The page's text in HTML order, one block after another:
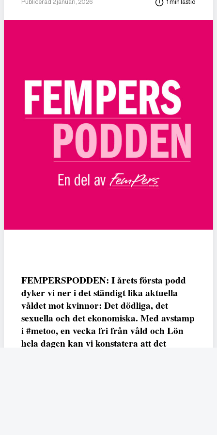
Publicerad 2 januari, 2026 1 min lästid
FEMPERSPODDEN: I årets första podd
dyker vi ner i det ständigt lika aktuella
våldet mot kvinnor: Det dödliga, det
sexuella och det ekonomiska. Med avstamp
i #metoo, en vecka fri från våld och Lön
hela dagen kan vi konstatera att det